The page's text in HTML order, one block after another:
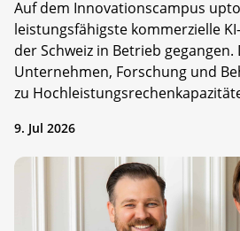
Auf dem Innovationscampus
leistungsfähigste kommerzielle
der Schweiz in Betrieb
Unternehmen, Forschung und
zu
9. Jul 2026